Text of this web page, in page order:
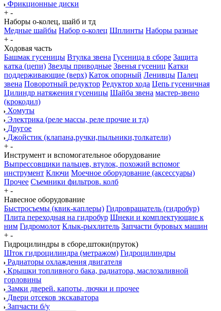
Фрикционные диски
+ -
Наборы о-колец, шайб и тд
Медные шайбы Набор о-колец Шплинты Наборы разные
+ -
Ходовая часть
Башмак гусеницы Втулка звена Гусеница в сборе Защита
катка (цепи) Звезды приводные Звенья гусениц Катки
поддерживающие (верх) Каток опорный Ленивцы Палец
звена Поворотный редуктор Редуктор хода Цепь гусеничная
Цилиндр натяжения гусеницы Шайба звена мастер-звено
(крокодил)
Хомуты
Электрика (реле массы, реле прочие и тд)
Другое
Джойстик (клапана,ручки,пыльники,толкатели)
+ -
Инструмент и вспомогательное оборудование
Выпрессовщики пальцев, втулок, похожий вспомог
инструмент Ключи Моечное оборудование (аксессуары)
Прочее Съемники фильтров. колб
+ -
Навесное оборудование
Быстросъемы (квик-каплеры) Гидровращатель (гидробур)
Плита переходная на гидробур Шнеки и комплектующие к
ним Гидромолот Клык-рыхлитель Запчасти буровых машин
+ -
Гидроцилиндры в сборе,штоки(пруток)
Шток гидроцилиндра (метражом) Гидроцилиндры
Радиаторы охлаждения двигателя
Крышки топливного бака, радиатора, маслозаливной
горловины
Замки дверей. капоты, лючки и прочее
Двери отсеков экскаватора
Запчасти б/у